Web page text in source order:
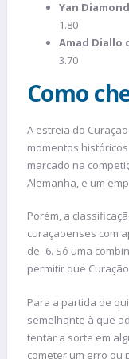
Yan
1.80
Amad Diallo
3.70
Como
A estreia do
momentos
marcado na
Alemanha, e um
Porém, a
curaçaoenses com
de -6. Só uma
permitir que
Para a partida de
semelhante à que
tentar a sorte em
cometer um erro ou